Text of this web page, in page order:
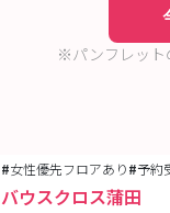
※パンフレット
#女性優先フロアあり#予約
バウスクロス蒲田